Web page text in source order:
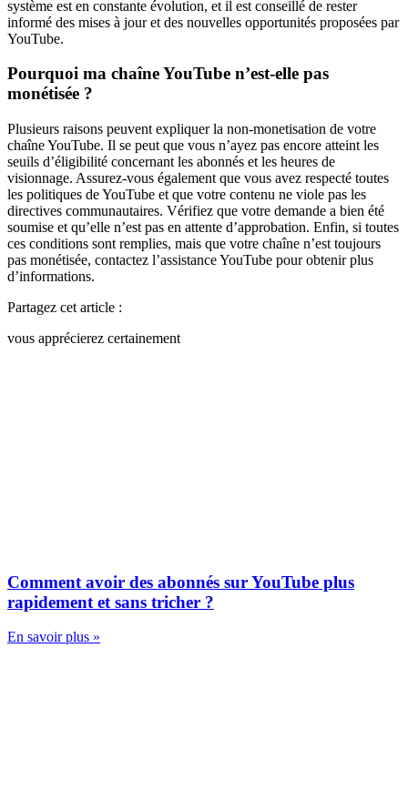
système est en constante évolution, et il est conseillé de rester
informé des mises à jour et des nouvelles opportunités proposées par
YouTube.
Pourquoi ma chaîne YouTube n’est-elle pas
monétisée ?
Plusieurs raisons peuvent expliquer la non-monetisation de votre
chaîne YouTube. Il se peut que vous n’ayez pas encore atteint les
seuils d’éligibilité concernant les abonnés et les heures de
visionnage. Assurez-vous également que vous avez respecté toutes
les politiques de YouTube et que votre contenu ne viole pas les
directives communautaires. Vérifiez que votre demande a bien été
soumise et qu’elle n’est pas en attente d’approbation. Enfin, si toutes
ces conditions sont remplies, mais que votre chaîne n’est toujours
pas monétisée, contactez l’assistance YouTube pour obtenir plus
d’informations.
Partagez cet article :
vous apprécierez certainement
Comment avoir des abonnés sur YouTube plus
rapidement et sans tricher ?
En savoir plus »